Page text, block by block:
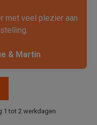
met veel plezier aan
& Martin
1 tot 2 werkdagen